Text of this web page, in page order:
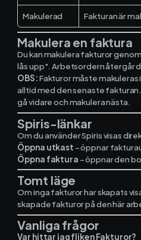
Makulerad Fakturan är
Makulera en faktura
Du kan makulera fakturor
lås upp". Arbetsordern återgår
OBS:Fakturor måste makuleras
alltid med den senaste fakturan.
gå vidare och makulera nästa.
Spiris-länkar
Om du använder Spiris visas
Öppna utkast – öppnar
Öppna faktura – öppnar den
Tomt läge
Om inga fakturor har skapats
skapade fakturor på den här
Vanliga frågor
Var hittar jag fliken Fakturor?